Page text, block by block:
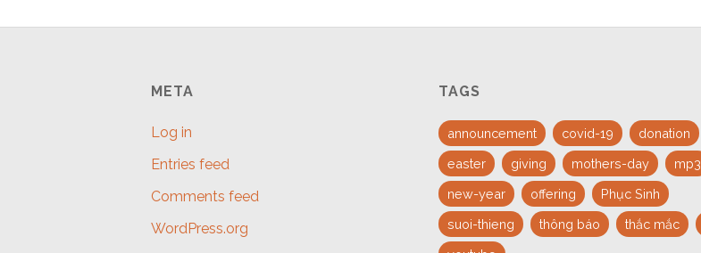
META
Log in
Entries feed
Comments feed
WordPress.org
TAGS
announcement covid-19
donation
easter
giving mothers-day
mp3
new-year
offering
Phục Sinh
suoi-thieng
thông báo thắc mắc